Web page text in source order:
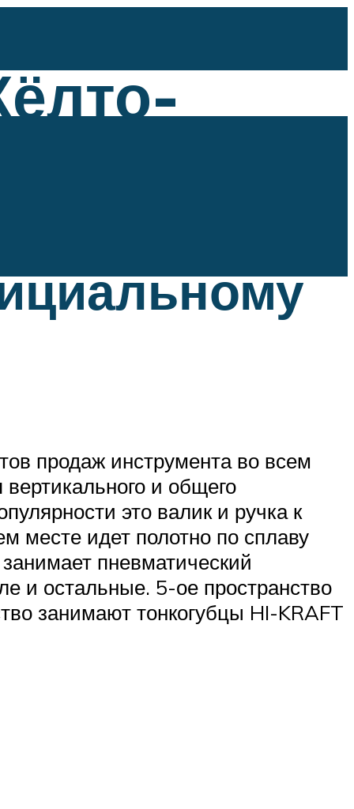
продаж инструмента во всем
и общего
это валик и ручка к
месте идет полотно по сплаву
пневматический
и остальные. 5-ое пространство
занимают тонкогубцы HI-KRAFT